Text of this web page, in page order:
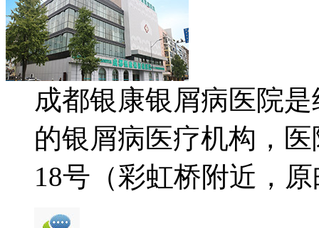
成都银康银屑病医院
的银屑病医疗机构，
18号（彩虹桥附近，